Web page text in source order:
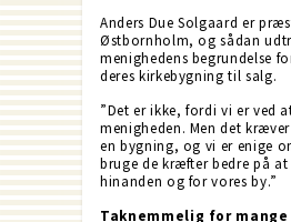
Anders Due Solgaard er
Østbornholm, og sådan
menighedens begrundelse
deres kirkebygning til salg.
”Det er ikke, fordi vi er ved
menigheden. Men det
en bygning, og vi er enige
bruge de kræfter bedre på
hinanden og for vores by.”
Taknemmelig for